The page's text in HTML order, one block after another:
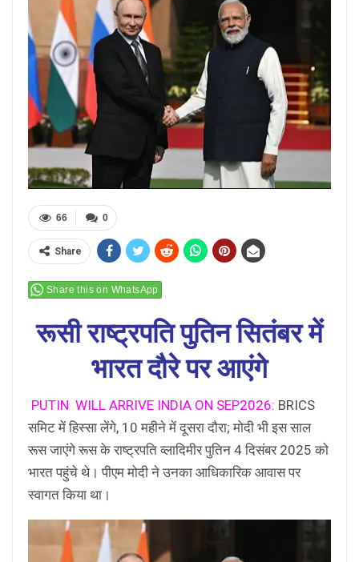
0
66
Share
Share this on WhatsApp
रूसी राष्ट्रपति पुतिन सितंबर में
भारत दौरे पर आएंगे
PUTIN WILL ARRIVE INDIA ON SEP2026: BRICS
समिट में हिस्सा लेंगे, 10 महीने में दूसरा दौरा; मोदी भी इस साल
रूस जाएंगे रूस के राष्ट्रपति व्लादिमीर पुतिन 4 दिसंबर 2025 को
भारत पहुंचे थे। पीएम मोदी ने उनका आधिकारिक आवास पर
स्वागत किया था।